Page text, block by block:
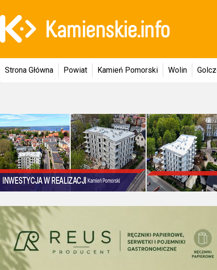
Strona Główna Powiat Kamień Pomorski Wolin